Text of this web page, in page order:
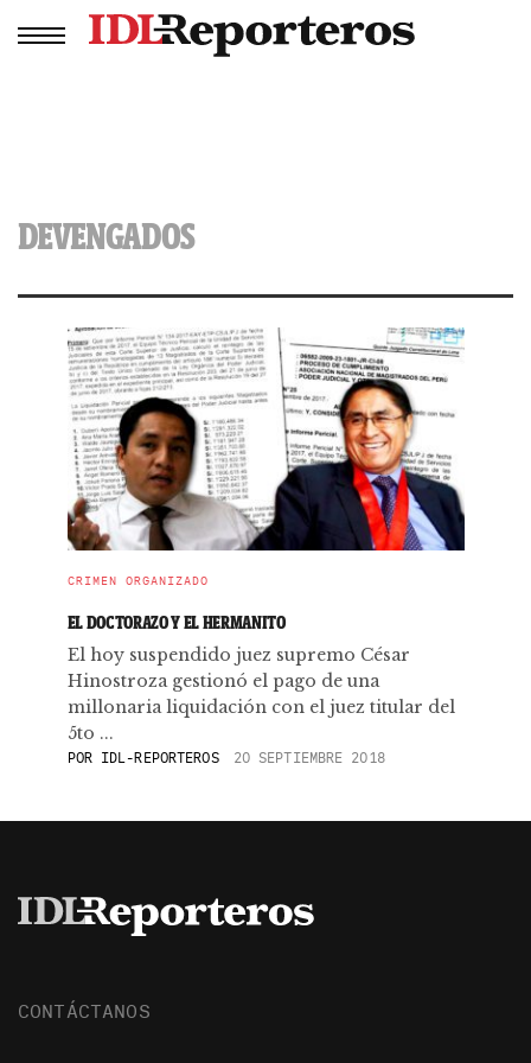
DEVENGADOS
CRIMEN ORGANIZADO
EL DOCTORAZO Y EL HERMANITO
El hoy suspendido juez supremo César
Hinostroza gestionó el pago de una
millonaria liquidación con el juez titular del
5to ...
POR IDL-REPORTEROS 20 SEPTIEMBRE 2018
CONTÁCTANOS